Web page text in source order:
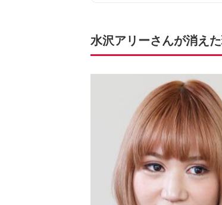
水沢アリーさんが消え